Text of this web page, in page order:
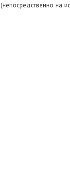
(непосредственно на